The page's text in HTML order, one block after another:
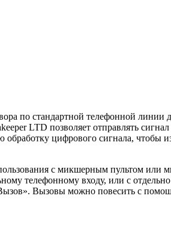
по стандартной телефонной линии
LTD позволяет отправлять
цифрового сигнала, чтобы
с микшерным пультом или
телефонному входу, или с
Вызовы можно повесить с